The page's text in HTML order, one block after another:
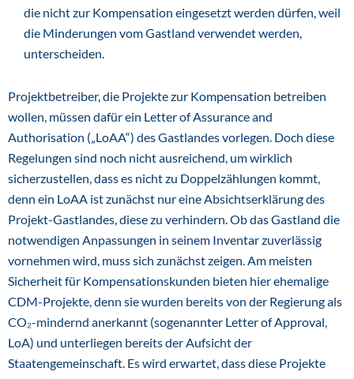
die nicht zur Kompensation eingesetzt werden dürfen, weil
die Minderungen vom Gastland verwendet werden,
unterscheiden.
Projektbetreiber, die Projekte zur Kompensation betreiben
wollen, müssen dafür ein Letter of Assurance and
Authorisation („LoAA“) des Gastlandes vorlegen. Doch diese
Regelungen sind noch nicht ausreichend, um wirklich
sicherzustellen, dass es nicht zu Doppelzählungen kommt,
denn ein LoAA ist zunächst nur eine Absichtserklärung des
Projekt-Gastlandes, diese zu verhindern. Ob das Gastland die
notwendigen Anpassungen in seinem Inventar zuverlässig
vornehmen wird, muss sich zunächst zeigen. Am meisten
Sicherheit für Kompensationskunden bieten hier ehemalige
CDM-Projekte, denn sie wurden bereits von der Regierung als
CO₂-mindernd anerkannt (sogenannter Letter of Approval,
LoA) und unterliegen bereits der Aufsicht der
Staatengemeinschaft. Es wird erwartet, dass diese Projekte